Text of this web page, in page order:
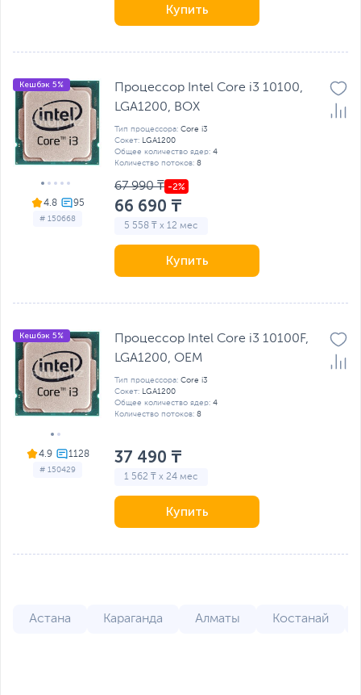
Купить
4.8
# 150668
Кешбэк 5%
Процессор Intel Core i3 10100,
LGA1200, BOX
Тип процессора: Core i3
Сокет:
LGA1200
Общее количество ядер: 4
Количество потоков: 8
67 990 ₸
66 690 ₸
5 558 ₸ x 12 мес
Купить
4.9
# 150429
Кешбэк 5%
Процессор Intel Core i3 10100F,
LGA1200, OEM
Тип процессора: Core i3
Сокет:
LGA1200
Общее количество ядер: 4
Количество потоков: 8
37 490 ₸
1 562 ₸ x 24 мес
Купить
Астана Караганда Алматы Костанай